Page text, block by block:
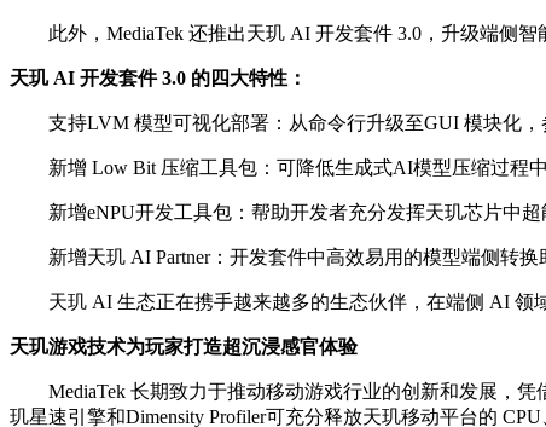
此外，MediaTek 还推出天玑 AI 开发套件 3.0，升级端侧智
天玑 AI 开发套件 3.0 的四大特性：
支持LVM 模型可视化部署：从命令行升级至GUI 模块化，
新增 Low Bit 压缩工具包：可降低生成式AI模型压缩过程中
新增eNPU开发工具包：帮助开发者充分发挥天玑芯片中超
新增天玑 AI Partner：开发套件中高效易用的模型端侧转换
天玑 AI 生态正在携手越来越多的生态伙伴，在端侧 AI 领
天玑游戏技术为玩家打造超沉浸感官体验
MediaTek 长期致力于推动移动游戏行业的创新和发展，凭
玑星速引擎和Dimensity Profiler可充分释放天玑移动平台的